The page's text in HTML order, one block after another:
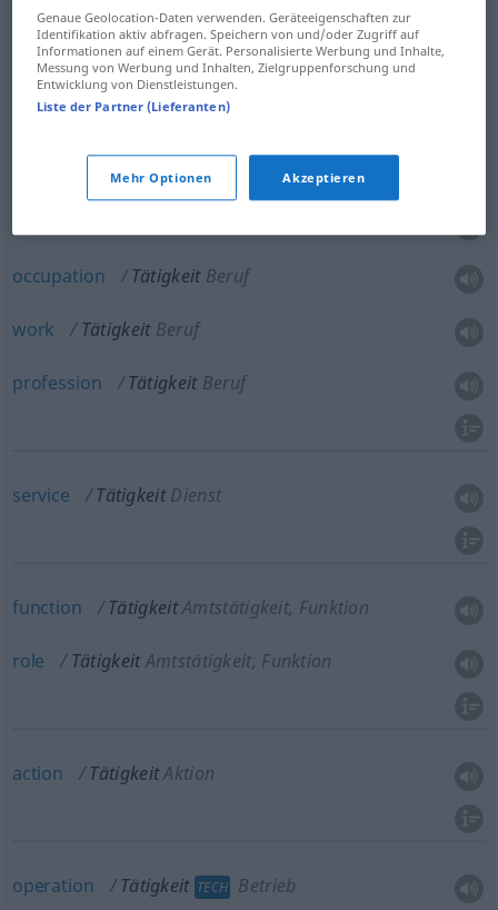
occupation TätigkeitBeschäftigung
activity TätigkeitBeschäftigung
occupation Tätigkeit Beruf
work Tätigkeit Beruf
profession Tätigkeit Beruf
service Tätigkeit Dienst
function TätigkeitAmtstätigkeit, Funktion
role Tätigkeit Amtstätigkeit, Funktion
action TätigkeitAktion
operation Tätigkeit TECH Betrieb
Genaue Geolocation-Daten verwenden. Geräteeigenschaften zur
Identifikation aktiv abfragen. Speichern von und/oder Zugriff auf
Informationen auf einem Gerät. Personalisierte Werbung und Inhalte,
Messung von Werbung und Inhalten, Zielgruppenforschung und
Entwicklung von Dienstleistungen.
Liste der Partner (Lieferanten)
Mehr Optionen Akzeptieren